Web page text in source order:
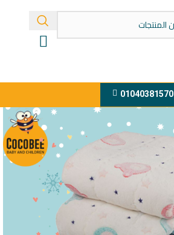
01040381570